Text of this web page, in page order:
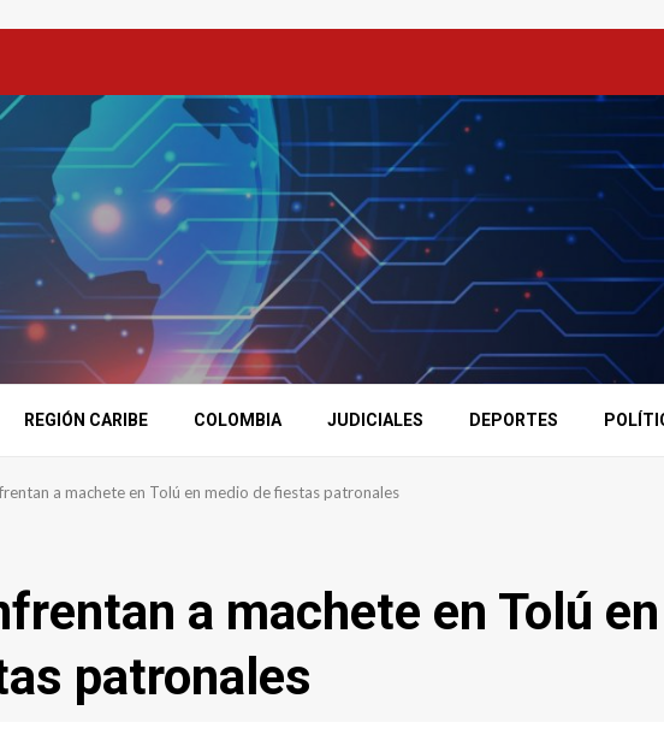
REGIÓN CARIBE COLOMBIA JUDICIALES DEPORTES
a machete en Tolú en medio de fiestas patronales
a machete en Tolú en
patronales